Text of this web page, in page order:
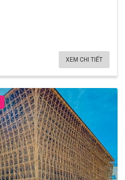
XEM CHI TIẾT